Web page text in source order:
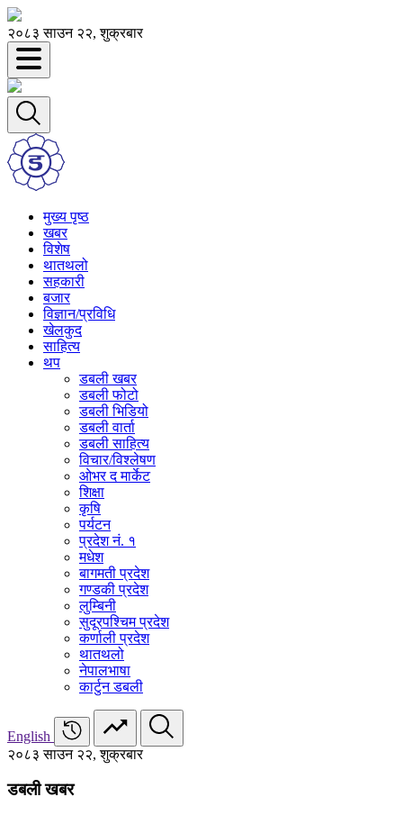
२०८३ साउन २२, शुक्रबार
मुख्य पृष्ठ
खबर
विशेष
थातथलो
सहकारी
बजार
विज्ञान/प्रविधि
खेलकुद
साहित्य
थप
डबली खबर
डबली फोटो
डबली भिडियो
डबली वार्ता
डबली साहित्य
विचार/विश्‍लेषण
ओभर द मार्केट
शिक्षा
कृषि
पर्यटन
प्रदेश नं. १
मधेश
बागमती प्रदेश
गण्डकी प्रदेश
लुम्बिनी
सुदूरपश्चिम प्रदेश
कर्णाली प्रदेश
थातथलो
नेपालभाषा
कार्टुन डबली
English
२०८३ साउन २२, शुक्रबार
डबली खबर